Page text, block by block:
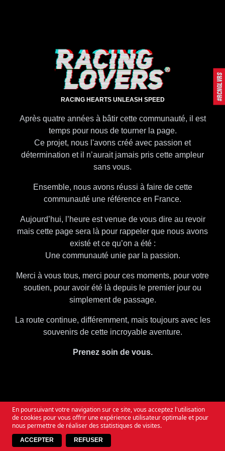
#RCNGLVRS
RACING HEARTS UNLEASH SPEED
Après quatre années à bâtir cette communauté, il est
temps pour nous de tourner la page.
Ce projet, nous l'avons créé avec passion et
détermination et il n’aurait jamais pris cette ampleur
sans vous.
Ensemble, nous avons réussi à faire de cette
communauté une référence en France.
Aujourd’hui, l’heure est venue de vous dire au revoir
mais cette page sera là pour rappeler que nous avons
existé et ce qu’on a été :
Une communauté unie par la passion.
Merci à vous tous, merci pour ces moments, pour votre
soutien, pour avoir été là depuis le premier jour ou
simplement de passage.
La route continue, différemment, mais toujours avec les
souvenirs de cette incroyable aventure.
Prenez soin de vous.
En poursuivant votre navigation sur ce site, vous acceptez l'utilisation
de cookies pour vous offrir une expérience utilisateur optimale et pour
nous permettre de réaliser des statistiques de visites.
ACCEPTER REFUSER